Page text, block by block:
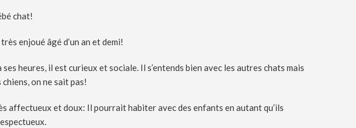
chat!
enjoué âgé d’un an et demi!
ses heures, il est curieux et sociale. Il s’entends bien avec les autres chats mais
chiens, on ne sait pas!
affectueux et doux: Il pourrait habiter avec des enfants en autant qu’ils